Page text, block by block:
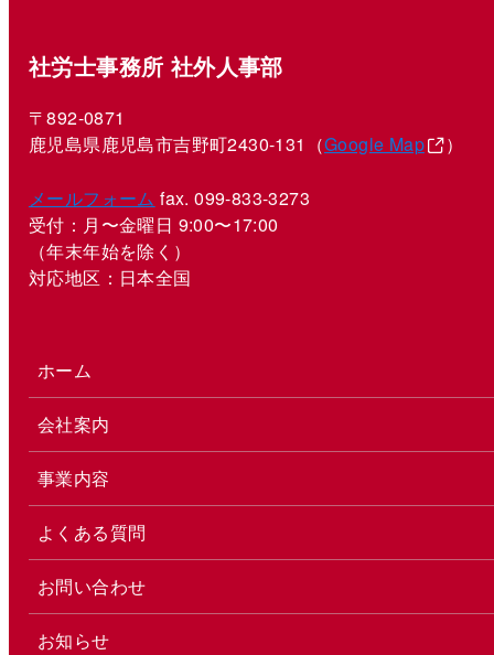
社労士事務所 社外人事部
〒892-0871
鹿児島県鹿児島市吉野町2430-131（Google Map ）
メールフォーム fax. 099-833-3273
受付：月〜金曜日 9:00〜17:00
（年末年始を除く）
対応地区：日本全国
ホーム
会社案内
事業内容
よくある質問
お問い合わせ
お知らせ